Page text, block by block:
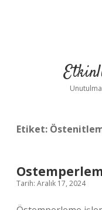
Etiket:
Tarih: Aralık 17, 2024